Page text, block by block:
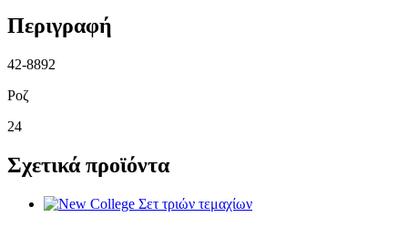
Περιγραφή
42-8892
Ροζ
24
Σχετικά προϊόντα